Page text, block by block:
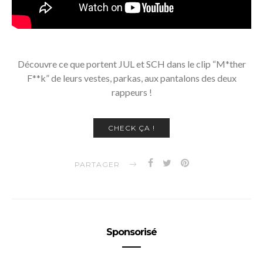
Découvre ce que portent JUL et SCH dans le clip “M*ther
F**k” de leurs vestes, parkas, aux pantalons des deux
rappeurs !
CHECK ÇA !
PARTAGER
Sponsorisé